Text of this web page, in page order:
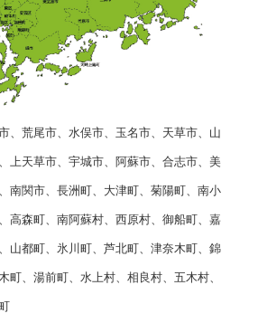
、荒尾市、水俣市、玉名市、天草市、山
上天草市、宇城市、阿蘇市、合志市、美
南関市、長洲町、大津町、菊陽町、南小
高森町、南阿蘇村、西原村、御船町、嘉
山都町、氷川町、芦北町、津奈木町、錦
町、湯前町、水上村、相良村、五木村、